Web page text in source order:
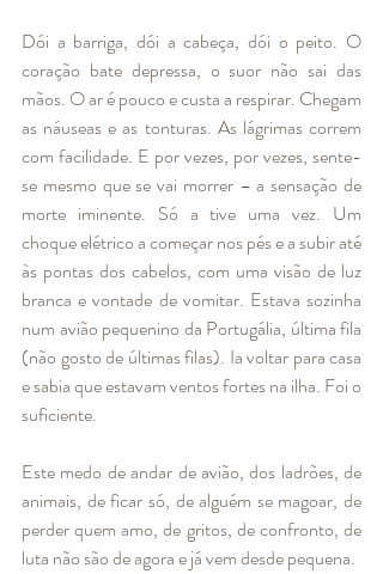
Dói a barriga, dói a cabeça, dói o peito. O
coração bate depressa, o suor não sai das
mãos. O ar é pouco e custa a respirar. Chegam
as náuseas e as tonturas. As lágrimas correm
com facilidade. E por vezes, por vezes, sente-
se mesmo que se vai morrer – a sensação de
morte iminente. Só a tive uma vez. Um
choque elétrico a começar nos pés e a subir até
às pontas dos cabelos, com uma visão de luz
branca e vontade de vomitar. Estava sozinha
num avião pequenino da Portugália, última fila
(não gosto de últimas filas). Ia voltar para casa
e sabia que estavam ventos fortes na ilha. Foi o
suficiente.
Este medo de andar de avião, dos ladrões, de
animais, de ficar só, de alguém se magoar, de
perder quem amo, de gritos, de confronto, de
luta não são de agora e já vem desde pequena.